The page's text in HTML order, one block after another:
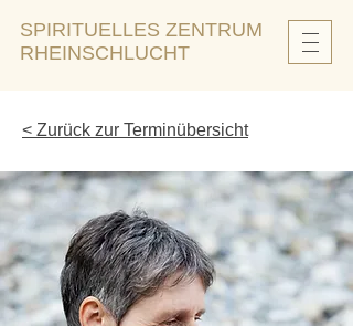
SPIRITUELLES ZENTRUM
RHEINSCHLUCHT
< Zurück zur Terminübersicht